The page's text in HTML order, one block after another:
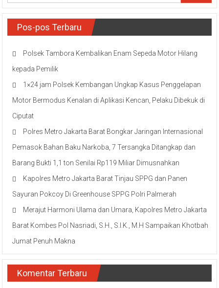
Pos-pos Terbaru
Polsek Tambora Kembalikan Enam Sepeda Motor Hilang
kepada Pemilik
1×24 jam Polsek Kembangan Ungkap Kasus Penggelapan
Motor Bermodus Kenalan di Aplikasi Kencan, Pelaku Dibekuk di
Ciputat
Polres Metro Jakarta Barat Bongkar Jaringan Internasional
Pemasok Bahan Baku Narkoba, 7 Tersangka Ditangkap dan
Barang Bukti 1,1 ton Senilai Rp119 Miliar Dimusnahkan
Kapolres Metro Jakarta Barat Tinjau SPPG dan Panen
Sayuran Pokcoy Di Greenhouse SPPG Polri Palmerah
Merajut Harmoni Ulama dan Umara, Kapolres Metro Jakarta
Barat Kombes Pol Nasriadi, S.H., S.I.K., M.H Sampaikan Khotbah
Jumat Penuh Makna
Komentar Terbaru